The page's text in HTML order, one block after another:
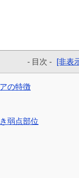
- 目次 - [非表
の特徴
弱点部位